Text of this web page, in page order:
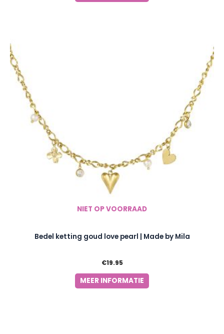
NIET OP VOORRAAD
Bedel ketting goud love pearl | Made by Mila
€19.95
MEER INFORMATIE